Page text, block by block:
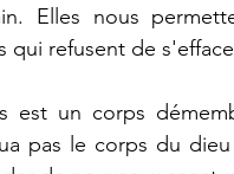
Elles nous
qui refusent de
est un corps
pas le corps du